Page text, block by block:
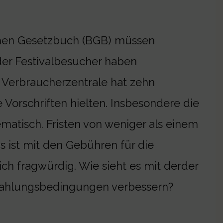
Gesetzbuch (BGB) müssen
Festivalbesucher haben
hat zehn
Vorschriften hielten. Insbesondere die
Fristen von weniger als einem
ist mit den Gebühren für die
fragwürdig. Wie sieht es mit derder
verbessern?